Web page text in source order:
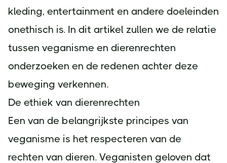
kleding, entertainment en andere doeleinden
onethisch is. In dit artikel zullen we de relatie
tussen veganisme en dierenrechten
onderzoeken en de redenen achter deze
beweging verkennen.
De ethiek van dierenrechten
Een van de belangrijkste principes van
veganisme is het respecteren van de
rechten van dieren. Veganisten geloven dat